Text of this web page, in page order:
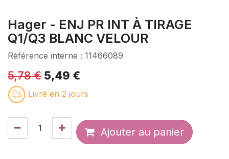
Hager - ENJ PR INT À TIRAGE
Q1/Q3 BLANC VELOUR
Référence interne : 11466089
5,78€ 5,49 €
Livré en 2 jours
Ajouter au panier